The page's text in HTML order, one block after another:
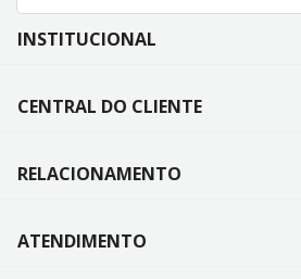
FORMAS DE
PAGAMENTO
INSTITUCIONAL
CENTRAL DO CLIENTE
RELACIONAMENTO
ATENDIMENTO